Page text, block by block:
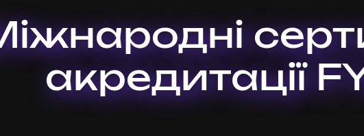
акредитації